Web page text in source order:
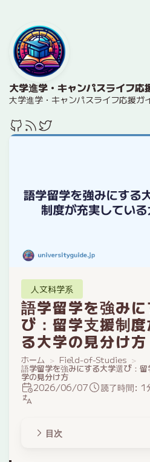
大学進学・キャンパスライフ応
大学進学・キャンパスライフ応援ガ
人文科学系
語学留学を強み
び：留学支援制
る大学の見分け方
ホーム Field-of-Studies
語学留学を強みにする大学選び：
学の見分け方
2026/06/07 読了時間: 1
目次